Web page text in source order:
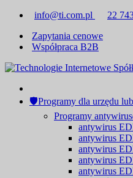
info@ti.com.pl 22
Zapytania cenowe
Współpraca B2B
🛡Programy dla urzędu
Programy
antywirus
antywirus
antywirus
antywirus
antywirus